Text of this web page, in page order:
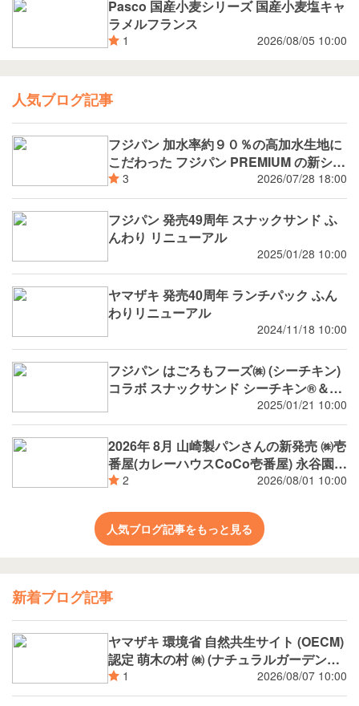
Pasco 国産小麦シリーズ 国産小麦塩キャ
ラメルフランス
1 2026/08/05 10:00
人気ブログ記事
フジパン 加水率約９０％の高加水生地に
こだわった フジパン PREMIUM の新シリ
ーズ 潤rich（うるおいりっち）うるおい
サンド ブルーベリー 8月新発売
3 2026/07/28 18:00
フジパン 発売49周年 スナックサンド ふ
んわり リニューアル
2025/01/28 10:00
ヤマザキ 発売40周年 ランチパック ふん
わりリニューアル
2024/11/18 10:00
フジパン はごろもフーズ㈱ (シーチキン)
コラボ スナックサンド シーチキン®️＆タ
2025/01/21 10:00
2026年 8月 山崎製パンさんの新発売 ㈱壱
番屋(カレーハウスCoCo壱番屋) 永谷園
(広東風かに玉 麻婆春雨) 新潟市消防局 ㈱
ト (OECM) 認定 萌木の村 ㈱ (ナチュラル
ガーデンズMOEGI) 阪神タイガース コラ
ボ等
2 2026/08/01 10:00
人気ブログ記事をもっと見る
新着ブログ記事
ヤマザキ 環境省 自然共生サイト (OECM)
認定 萌木の村 ㈱ (ナチュラルガーデンズ
MOEGI) コラボ ランチパック シャインマ
スカットジャム と 白桃ジャム
1 2026/08/07 10:00